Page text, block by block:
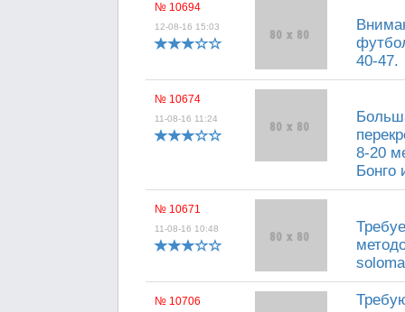
№ 10694
12-08-16 15:03
40-47.
№ 10674
11-08-16 11:24
8-20
Бонго
№ 10671
11-08-16 10:48
№ 10706